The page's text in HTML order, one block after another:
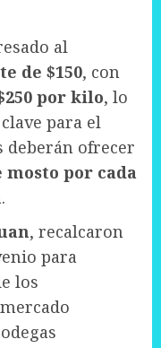
al
de $150, con
por kilo, lo
para el
deberán ofrecer
por cada
, recalcaron
para
los